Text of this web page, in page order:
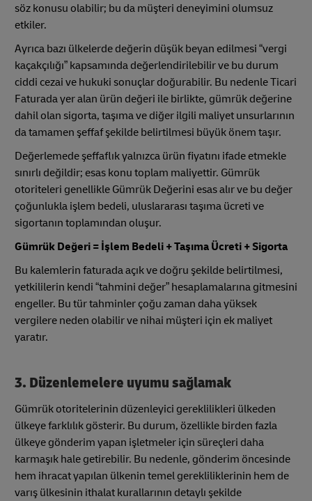
söz konusu olabilir; bu da müşteri deneyimini olumsuz
etkiler.
Ayrıca bazı ülkelerde değerin düşük beyan edilmesi “vergi
kaçakçılığı” kapsamında değerlendirilebilir ve bu durum
ciddi cezai ve hukuki sonuçlar doğurabilir. Bu nedenle Ticari
Faturada yer alan ürün değeri ile birlikte, gümrük değerine
dahil olan sigorta, taşıma ve diğer ilgili maliyet unsurlarının
da tamamen şeffaf şekilde belirtilmesi büyük önem taşır.
Değerlemede şeffaflık yalnızca ürün fiyatını ifade etmekle
sınırlı değildir; esas konu toplam maliyettir. Gümrük
otoriteleri genellikle Gümrük Değerini esas alır ve bu değer
çoğunlukla işlem bedeli, uluslararası taşıma ücreti ve
sigortanın toplamından oluşur.
Gümrük Değeri = İşlem Bedeli + Taşıma Ücreti + Sigorta
Bu kalemlerin faturada açık ve doğru şekilde belirtilmesi,
yetkililerin kendi “tahmini değer” hesaplamalarına gitmesini
engeller. Bu tür tahminler çoğu zaman daha yüksek
vergilere neden olabilir ve nihai müşteri için ek maliyet
yaratır.
3. Düzenlemelere uyumu sağlamak
Gümrük otoritelerinin düzenleyici gereklilikleri ülkeden
ülkeye farklılık gösterir. Bu durum, özellikle birden fazla
ülkeye gönderim yapan işletmeler için süreçleri daha
karmaşık hale getirebilir. Bu nedenle, gönderim öncesinde
hem ihracat yapılan ülkenin temel gerekliliklerinin hem de
varış ülkesinin ithalat kurallarının detaylı şekilde